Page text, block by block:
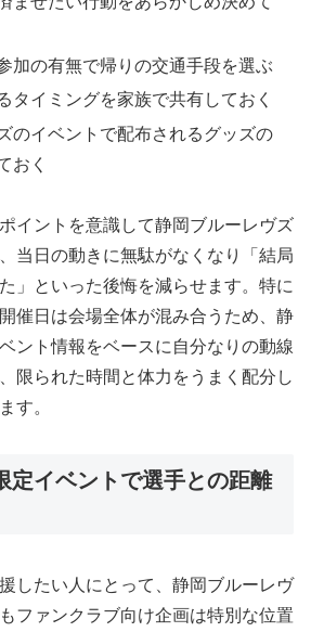
加の有無で帰りの交通手段を選ぶ
タイミングを家族で共有しておく
のイベントで配布されるグッズの
おく
イントを意識して静岡ブルーレヴズ
当日の動きに無駄がなくなり「結局
」といった後悔を減らせます。特に
催日は会場全体が混み合うため、静
ント情報をベースに自分なりの動線
限られた時間と体力をうまく配分し
す。
定イベントで選手との距離
したい人にとって、静岡ブルーレヴ
ファンクラブ向け企画は特別な位置